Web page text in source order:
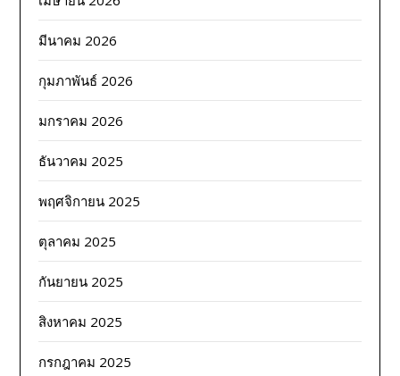
มีนาคม 2026
กุมภาพันธ์ 2026
มกราคม 2026
ธันวาคม 2025
พฤศจิกายน 2025
ตุลาคม 2025
กันยายน 2025
สิงหาคม 2025
กรกฎาคม 2025